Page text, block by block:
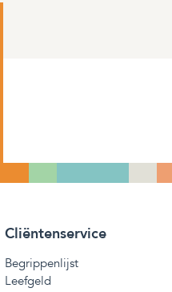
Cliëntenservice
Begrippenlijst
Leefgeld